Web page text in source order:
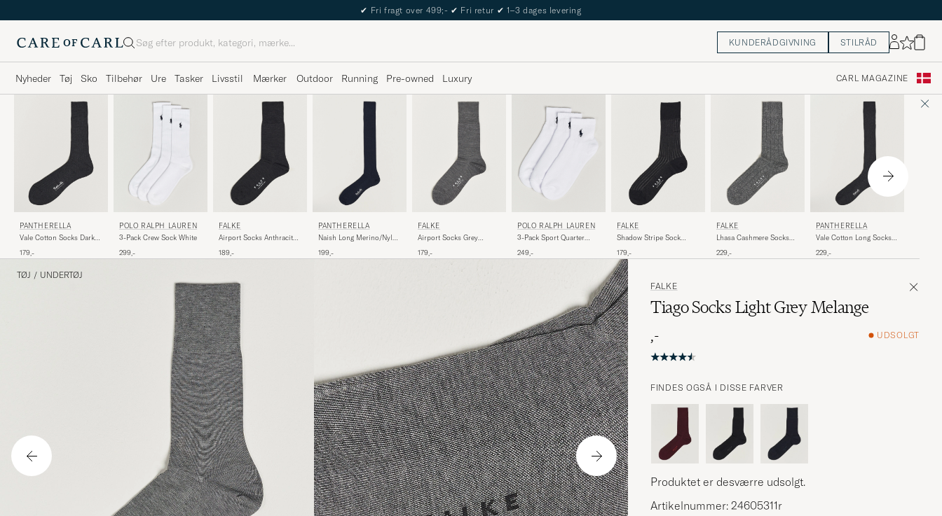
✔ Fri fragt over 499;- ✔ Fri retur ✔ 1–3 dages levering
Søg KUNDERÅDGIVNING STILRÅD
Nyheder Tøj Sko Tilbehør Ure Tasker Livsstil Mærker Outdoor Running Pre-owned Luxury CARL MAGAZINE
PANTHERELLA
Vale Cotton Socks Dark
179,-
POLO RALPH LAUREN
3-Pack Crew Sock White
299,-
FALKE
Airport Socks Anthracite
189,-
PANTHERELLA
Naish Long Merino/Nylon
199,-
FALKE
Airport Socks Grey
179,-
POLO RALPH LAUREN
3-Pack Sport Quarter
249,-
FALKE
Shadow Stripe Sock
179,-
FALKE
Lhasa Cashmere Socks
229,-
PANTHERELLA
Vale Cotton Long Socks
229,-
TØJ / UNDERTØJ
Flere alternativer?
FALKE
Tiago Socks Light Grey Melange
,-
UDSOLGT
FINDES OGSÅ I DISSE FARVER
Produktet er desværre udsolgt.
Artikelnummer: 24605311r